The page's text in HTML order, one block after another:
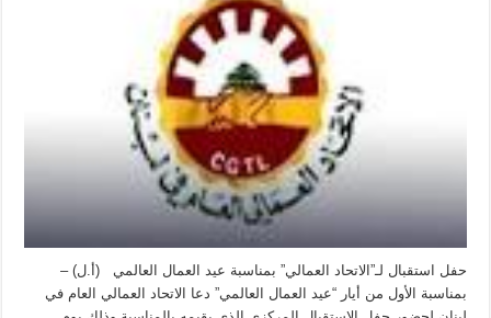
حفل استقبال لـ”الاتحاد العمالي” بمناسبة عيد العمال العالمي (أ.ل) –
بمناسبة الأول من أيار “عيد العمال العالمي” دعا الاتحاد العمالي العام في